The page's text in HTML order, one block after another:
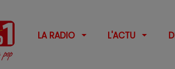
LA RADIO L'ACTU